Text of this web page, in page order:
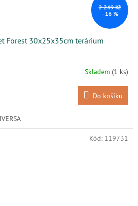
2 249 Kč
–16 %
Forest 30x25x35cm terárium
Skladem (1 ks)
Do košíku
Kód: 119731